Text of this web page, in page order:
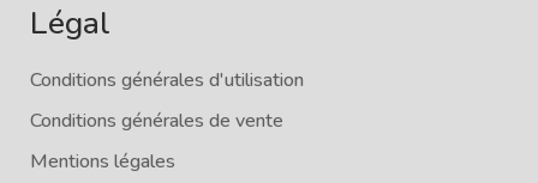
Légal
Conditions générales d'utilisation
Conditions générales de vente
Mentions légales